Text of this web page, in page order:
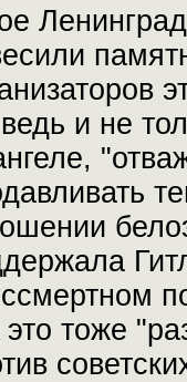
и не
это тоже